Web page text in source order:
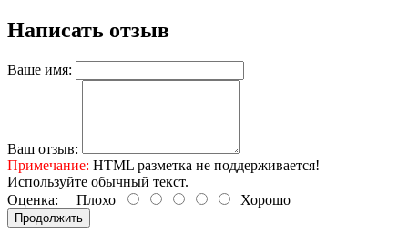
Написать отзыв
Ваше имя:
Ваш отзыв:
Примечание: HTML разметка не поддерживается!
Используйте обычный текст.
Оценка: Плохо Хорошо
Продолжить